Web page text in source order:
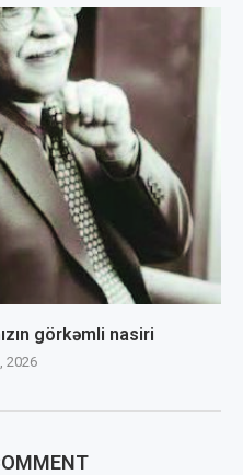
görkəmli nasiri
2026